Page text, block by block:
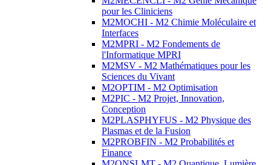
pour les Cliniciens
M2MOCHI - M2 Chimie Moléculaire et
Interfaces
M2MPRI - M2 Fondements de
l'Informatique MPRI
M2MSV - M2 Mathématiques pour les
Sciences du Vivant
M2OPTIM - M2 Optimisation
M2PIC - M2 Projet, Innovation,
Conception
M2PLASPHYFUS - M2 Physique des
Plasmas et de la Fusion
M2PROBFIN - M2 Probabilités et
Finance